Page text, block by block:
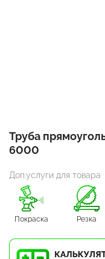
Труба
6000
Доп.услуги для товара
Покраска Резка